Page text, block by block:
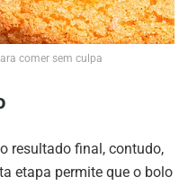
comer sem culpa
resultado final, contudo,
etapa permite que o bolo